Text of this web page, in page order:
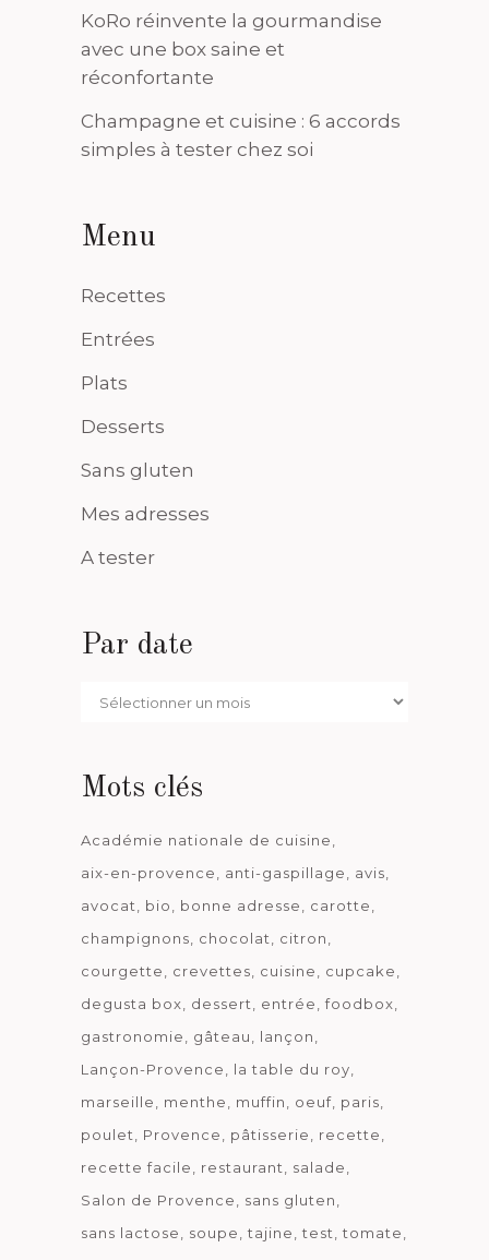
KoRo réinvente la gourmandise
avec une box saine et
réconfortante
Champagne et cuisine : 6 accords
simples à tester chez soi
Menu
Recettes
Entrées
Plats
Desserts
Sans gluten
Mes adresses
A tester
Par date
Par
Mots clés
Académie nationale de cuisine
aix-en-provence
anti-gaspillage
avis
avocat
bio bonne adresse
carotte
champignons
chocolat
citron
courgette
crevettes cuisine
cupcake
degusta box
dessert entrée
foodbox
gastronomie
gâteau
lançon
Lançon-Provence
la table du roy
marseille
menthe muffin oeuf paris
poulet
Provence pâtisserie
recette
recette facile
restaurant
salade
Salon de Provence
sans gluten
sans lactose
soupe tajine test
tomate